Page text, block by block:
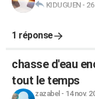
KIDUGUEN-
1 réponse
chasse d'eau
tout le temps
zazabel - 14 nov.